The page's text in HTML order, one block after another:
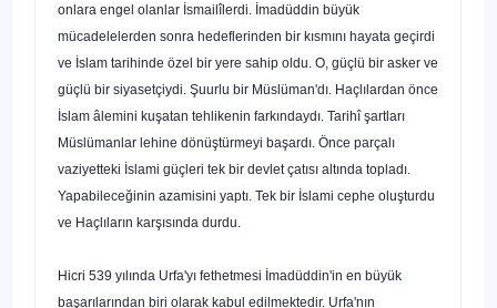
onlara engel olanlar İsmailîlerdi. İmadüddin büyük
mücadelelerden sonra hedeflerinden bir kısmını ha­yata geçirdi
ve İslam tarihinde özel bir yere sahip oldu. O, güçlü bir asker ve
güçlü bir siyasetçiydi. Şuurlu bir Müslüman'dı. Haçlılardan önce
İslam âlemini kuşatan tehlikenin farkındaydı. Tarihî şartları
Müslümanlar lehine dönüştürmeyi başardı. Önce parçalı
vaziyetteki İslami güçleri tek bir devlet çatısı altında topladı.
Yapabile­ceğinin azamisini yaptı. Tek bir İslami cephe oluşturdu
ve Haçlıların karşısında dur­du.
Hicri 539 yılında Urfa'yı fethetmesi İmadüddin'in en büyük
başarılarından bi­ri olarak kabul edilmektedir. Urfa'nın